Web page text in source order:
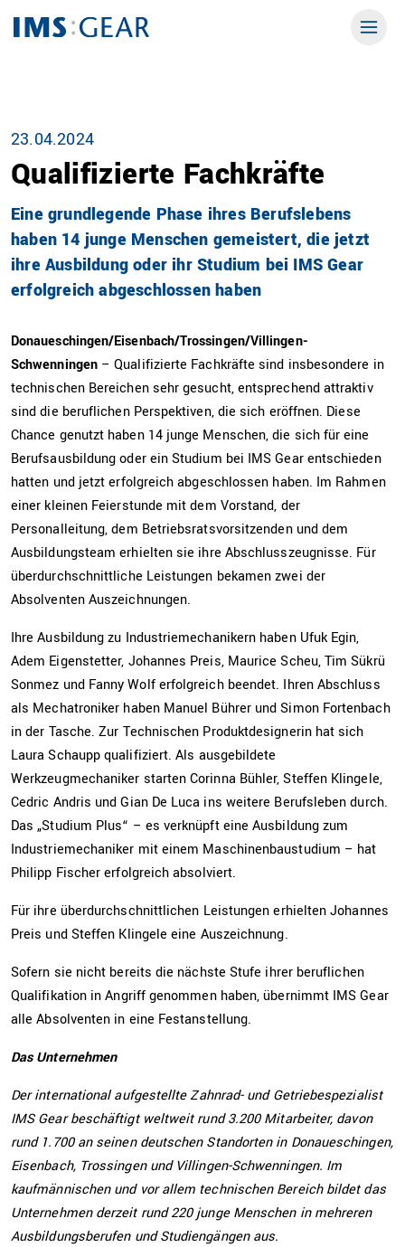
DE
23.04.2024
Qualifizierte Fachkräfte
Eine grundlegende Phase ihres Berufslebens
haben 14 junge Menschen gemeistert, die jetzt
ihre Ausbildung oder ihr Studium bei IMS Gear
erfolgreich abgeschlossen haben
Donaueschingen/Eisenbach/Trossingen/Villingen-
Schwenningen – Qualifizierte Fachkräfte sind insbesondere in
technischen Bereichen sehr gesucht, entsprechend attraktiv
sind die beruflichen Perspektiven, die sich eröffnen. Diese
Chance genutzt haben 14 junge Menschen, die sich für eine
Berufsausbildung oder ein Studium bei IMS Gear entschieden
hatten und jetzt erfolgreich abgeschlossen haben. Im Rahmen
einer kleinen Feierstunde mit dem Vorstand, der
Personalleitung, dem Betriebsratsvorsitzenden und dem
Ausbildungsteam erhielten sie ihre Abschlusszeugnisse. Für
überdurchschnittliche Leistungen bekamen zwei der
Absolventen Auszeichnungen.
Ihre Ausbildung zu Industriemechanikern haben Ufuk Egin,
Adem Eigenstetter, Johannes Preis, Maurice Scheu, Tim Sükrü
Sonmez und Fanny Wolf erfolgreich beendet. Ihren Abschluss
als Mechatroniker haben Manuel Bührer und Simon Fortenbach
in der Tasche. Zur Technischen Produktdesignerin hat sich
Laura Schaupp qualifiziert. Als ausgebildete
Werkzeugmechaniker starten Corinna Bühler, Steffen Klingele,
Cedric Andris und Gian De Luca ins weitere Berufsleben durch.
Das „Studium Plus“ – es verknüpft eine Ausbildung zum
Industriemechaniker mit einem Maschinenbaustudium – hat
Philipp Fischer erfolgreich absolviert.
Für ihre über­durchschnittlichen Leistungen erhielten Johannes
Preis und Steffen Klingele eine Auszeichnung.
Sofern sie nicht bereits die nächste Stufe ihrer beruflichen
Qualifikation in Angriff genommen haben, übernimmt IMS Gear
alle Absolventen in eine Festanstellung.
Das Unternehmen
Der international aufgestellte Zahnrad- und Getriebespezialist
IMS Gear beschäftigt weltweit rund 3.200 Mitarbeiter, davon
rund 1.700 an seinen deutschen Standorten in Donaueschingen,
Eisenbach, Trossingen und Villingen-Schwenningen. Im
kaufmännischen und vor allem technischen Bereich bildet das
Unterneh­men derzeit rund 220 junge Menschen in mehreren
Ausbildungs­be­rufen und Studiengängen aus.